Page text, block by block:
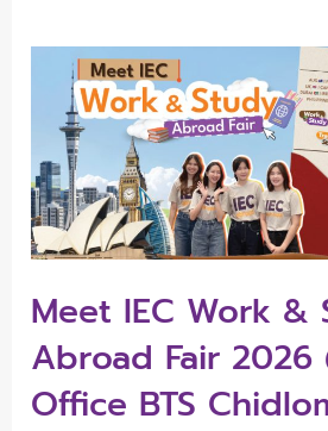
Meet IEC Work &
Abroad Fair 2026
Office BTS